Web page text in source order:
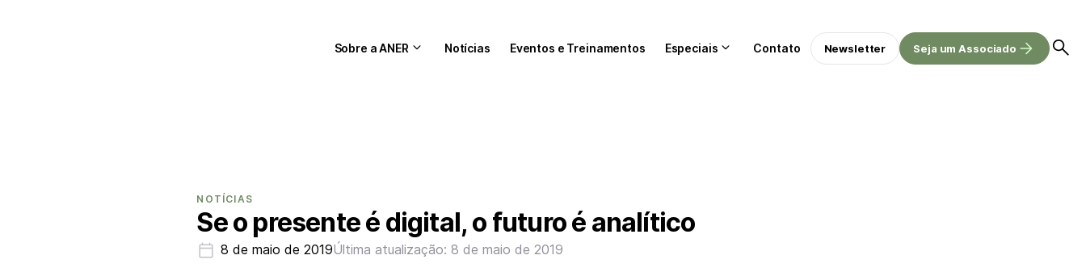
Sobre a ANER Notícias Eventos e Treinamentos Especiais Contato Newsletter Seja um Associado
NOTÍCIAS
Se o presente é digital, o futuro é analítico
8 de maio de 2019Última atualização: 8 de maio de 2019